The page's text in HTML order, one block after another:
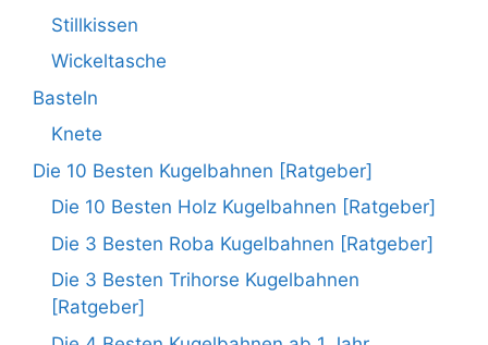
Stillkissen
Wickeltasche
Basteln
Knete
Die 10 Besten Kugelbahnen [Ratgeber]
Die 10 Besten Holz Kugelbahnen [Ratgeber]
Die 3 Besten Roba Kugelbahnen [Ratgeber]
Die 3 Besten Trihorse Kugelbahnen
[Ratgeber]